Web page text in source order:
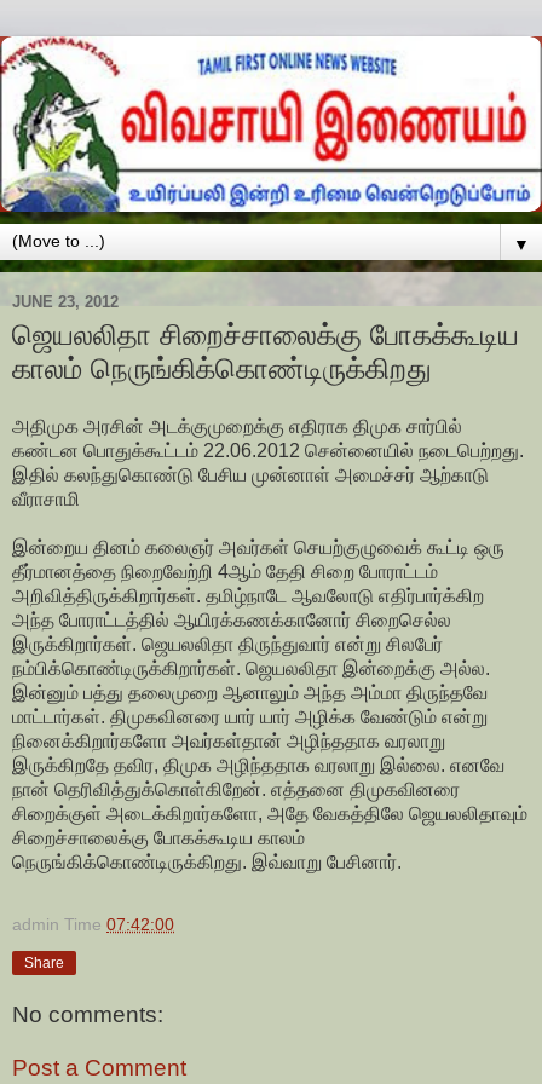
▼
JUNE 23, 2012
ஜெயலலிதா சிறைச்சாலைக்கு போகக்கூடிய
காலம் நெருங்கிக்கொண்டிருக்கிறது
அதிமுக அரசின் அடக்குமுறைக்கு எதிராக திமுக சார்பில்
கண்டன பொதுக்கூட்டம் 22.06.2012 சென்னையில் நடைபெற்றது.
இதில் கலந்துகொண்டு பேசிய முன்னாள் அமைச்சர் ஆற்காடு
வீராசாமி
இன்றைய தினம் கலைஞர் அவர்கள் செயற்குழுவைக் கூட்டி ஒரு
தீர்மானத்தை நிறைவேற்றி 4ஆம் தேதி சிறை போராட்டம்
அறிவித்திருக்கிறார்கள். தமிழ்நாடே ஆவலோடு எதிர்பார்க்கிற
அந்த போராட்டத்தில் ஆயிரக்கணக்கானோர் சிறைசெல்ல
இருக்கிறார்கள். ஜெயலலிதா திருந்துவார் என்று சிலபேர்
நம்பிக்கொண்டிருக்கிறார்கள். ஜெயலலிதா இன்றைக்கு அல்ல.
இன்னும் பத்து தலைமுறை ஆனாலும் அந்த அம்மா திருந்தவே
மாட்டார்கள். திமுகவினரை யார் யார் அழிக்க வேண்டும் என்று
நினைக்கிறார்களோ அவர்கள்தான் அழிந்ததாக வரலாறு
இருக்கிறதே தவிர, திமுக அழிந்ததாக வரலாறு இல்லை. எனவே
நான் தெரிவித்துக்கொள்கிறேன். எத்தனை திமுகவினரை
சிறைக்குள் அடைக்கிறார்களோ, அதே வேகத்திலே ஜெயலலிதாவும்
சிறைச்சாலைக்கு போகக்கூடிய காலம்
நெருங்கிக்கொண்டிருக்கிறது. இவ்வாறு பேசினார்.
admin Time 07:42:00
Share
No comments:
Post a Comment